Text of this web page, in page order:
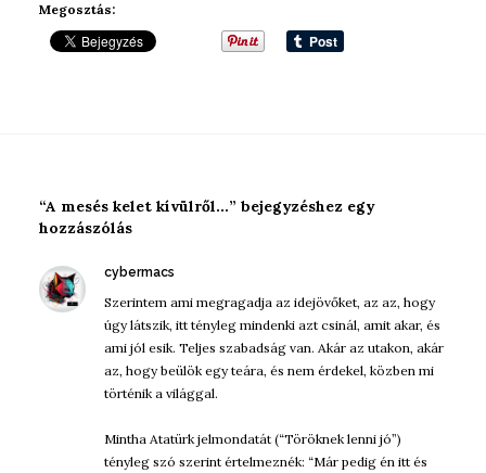
Megosztás:
“A mesés kelet kívülről…” bejegyzéshez egy
hozzászólás
cybermacs
Szerintem ami megragadja az idejövőket, az az, hogy
úgy látszik, itt tényleg mindenki azt csinál, amit akar, és
ami jól esik. Teljes szabadság van. Akár az utakon, akár
az, hogy beülök egy teára, és nem érdekel, közben mi
történik a világgal.
Mintha Atatürk jelmondatát (“Töröknek lenni jó”)
tényleg szó szerint értelmeznék: “Már pedig én itt és